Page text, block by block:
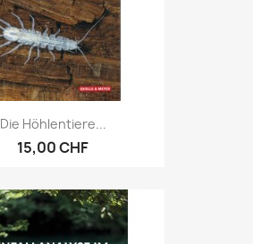
Die Höhlentiere...
15,00 CHF